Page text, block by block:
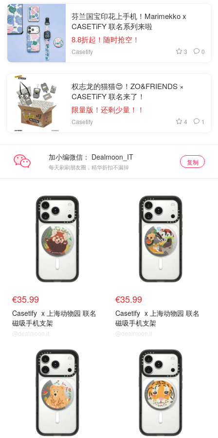
芬兰国宝印花上手机！Marimekko x
CASETiFY 联名系列来啦
8.8折起！随时抢空！
Casetify 3 0
权志龙的猫猫😍！ZO&FRIENDS ×
CASETiFY 联名来了！
限量版！还剩少量！！
Casetify 4 1
加小编微信：
每天刷刷朋友圈，精华折扣不漏掉
复制
€35.99
Casetify x 上海动物园 联名
磁吸手机支架
@dealmoon.it
€35.99
Casetify x 上海动物园 联名
磁吸手机支架
@dealmoon.it